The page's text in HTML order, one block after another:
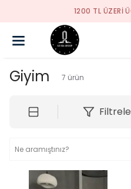
Giyim 7 ürün
Filtrele